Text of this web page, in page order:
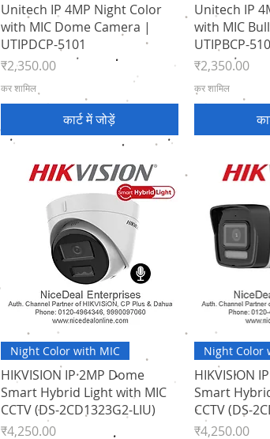
Unitech IP 4MP Night Color
with MIC Dome Camera |
UTIPDCP-5101
मूल्य
₹2,350.00
कर शामिल
कार्ट में जोड़ें
Unitech IP
with MIC
UTIPBCP-
मूल्य
₹2,350.00
कर शामिल
त्वरित दृश्य
Night Color with MIC
HIKVISION IP 2MP Dome
Smart Hybrid Light with MIC
CCTV (DS-2CD1323G2-LIU)
मूल्य
₹4,250.00
Night Color
HIKVISION
Smart
CCTV (DS-
मूल्य
₹4,250.00